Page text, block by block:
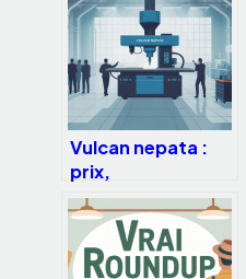
Vulcan nepata :
prix,
performances et
usages expliqués
simplement